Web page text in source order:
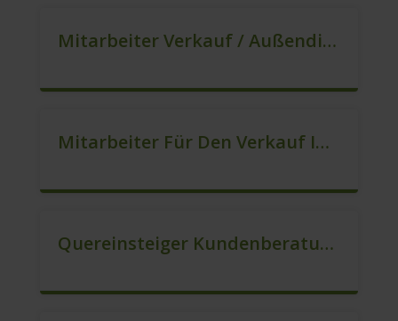
Mitarbeiter Verkauf / Außendienst (m/w/d)
Mitarbeiter Für Den Verkauf In VZ/TZ (m/w/d)
Quereinsteiger Kundenberatung (Außendienst) (m/w/d)